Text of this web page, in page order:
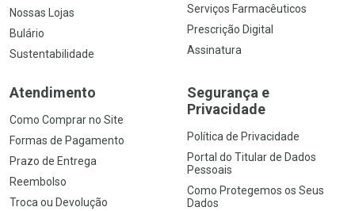
Nossas Lojas
Bulário
Sustentabilidade
Serviços Farmacêuticos
Prescrição Digital
Assinatura
Atendimento
Como Comprar no Site
Formas de Pagamento
Prazo de Entrega
Reembolso
Troca ou Devolução
Segurança e
Privacidade
Política de Privacidade
Portal do Titular de Dados
Pessoais
Como Protegemos os Seus
Dados